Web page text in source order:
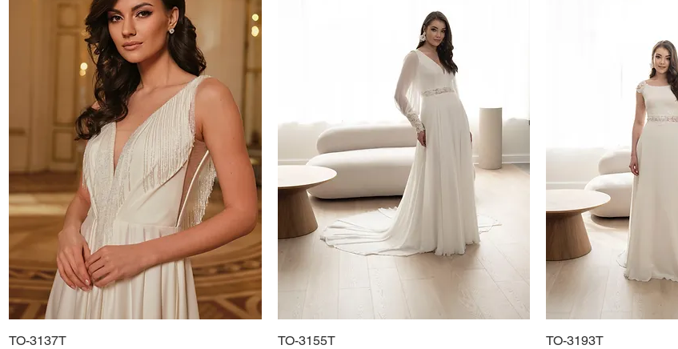
TO-3137T TO-3155T TO-3193T